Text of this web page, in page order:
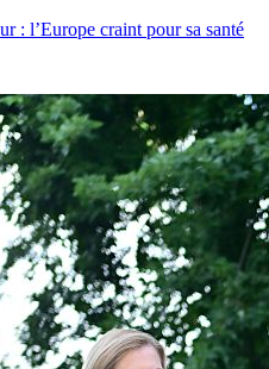
: l’Europe craint pour sa santé